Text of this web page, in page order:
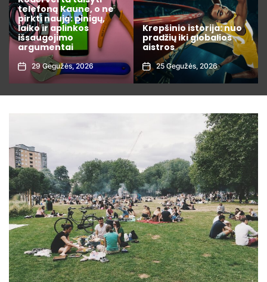
Krepšinio istorija: nuo
pradžių iki globalios
aistros
25 Gegužės, 2026
varžybų statistiką kaip
profesionalas: 7
rodikliai, kuriuos
privalote žinoti prieš
dedant lažybas
1 Rugpjūčio, 2026